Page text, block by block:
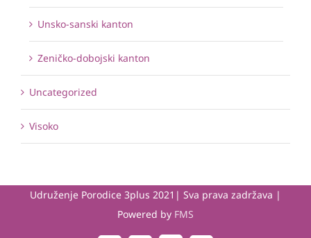
Unsko-sanski kanton
Zeničko-dobojski kanton
Uncategorized
Visoko
Udruženje Porodice 3plus 2021| Sva prava zadržava |
Powered by FMS